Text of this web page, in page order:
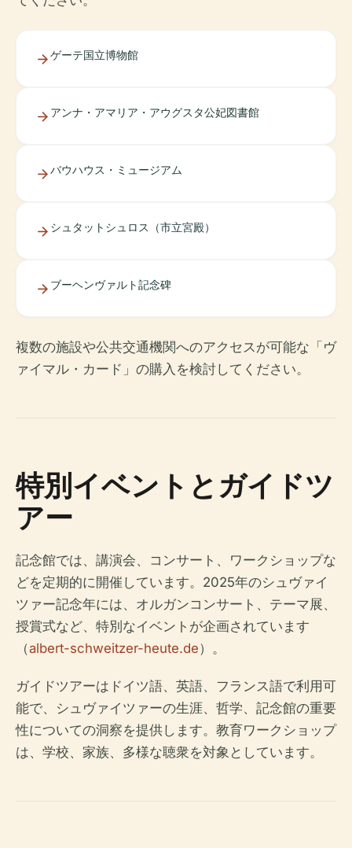
ゲーテ国立博物館
アンナ・アマリア・アウグスタ公妃図書館
バウハウス・ミュージアム
シュタットシュロス（市立宮殿）
ブーヘンヴァルト記念碑
複数の施設や公共交通機関へのアクセスが可能な「ヴ
ァイマル・カード」の購入を検討してください。
特別イベントとガイドツ
アー
記念館では、講演会、コンサート、ワークショップな
どを定期的に開催しています。2025年のシュヴァイ
ツァー記念年には、オルガンコンサート、テーマ展、
授賞式など、特別なイベントが企画されています
（albert-schweitzer-heute.de）。
ガイドツアーはドイツ語、英語、フランス語で利用可
能で、シュヴァイツァーの生涯、哲学、記念館の重要
性についての洞察を提供します。教育ワークショップ
は、学校、家族、多様な聴衆を対象としています。